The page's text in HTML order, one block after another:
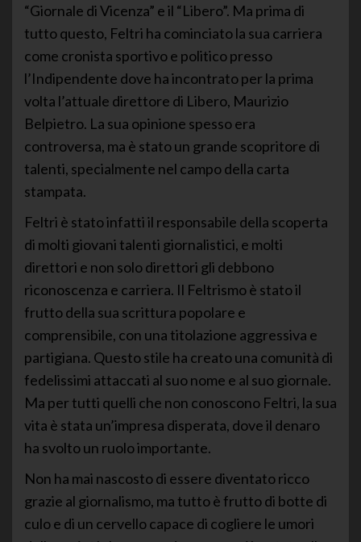
“Giornale di Vicenza” e il “Libero”. Ma prima di
tutto questo, Feltri ha cominciato la sua carriera
come cronista sportivo e politico presso
l’Indipendente dove ha incontrato per la prima
volta l’attuale direttore di Libero, Maurizio
Belpietro. La sua opinione spesso era
controversa, ma è stato un grande scopritore di
talenti, specialmente nel campo della carta
stampata.
Feltri è stato infatti il responsabile della scoperta
di molti giovani talenti giornalistici, e molti
direttori e non solo direttori gli debbono
riconoscenza e carriera. Il Feltrismo è stato il
frutto della sua scrittura popolare e
comprensibile, con una titolazione aggressiva e
partigiana. Questo stile ha creato una comunità di
fedelissimi attaccati al suo nome e al suo giornale.
Ma per tutti quelli che non conoscono Feltri, la sua
vita è stata un’impresa disperata, dove il denaro
ha svolto un ruolo importante.
Non ha mai nascosto di essere diventato ricco
grazie al giornalismo, ma tutto è frutto di botte di
culo e di un cervello capace di cogliere le umori